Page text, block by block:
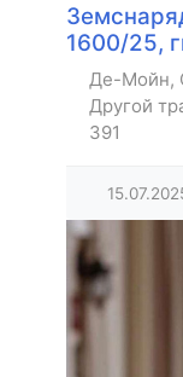
1600/25,
Де-Мойн,
Другой
391